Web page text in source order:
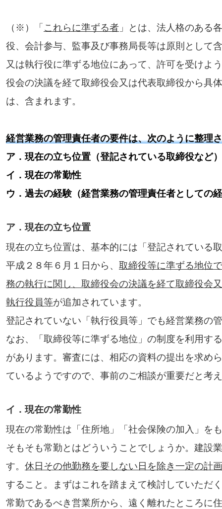
（※）「 これらに準ずる者 」とは、法人格のある
役、会計参与、監事及び事務局長等は原則として
又は執行役に準ずる地位にあって、許可を受けよ
役会の決議を経て取締役会又は代表取締役から具
は、含まれます。
経営業務の管理責任者の要件は、次のように整理
ア．現在の立ち位置（登記されている取締役など）
イ．現在の常勤性
ウ．過去の経験（経営業務の管理責任者としての
ア．現在の立ち位置
現在の立ち位置は、基本的には「登記されている
平成２８年６月１日から、 取締役等に準ずる地位
務の執行に関し、取締役会の決議を経て取締役会
執行役員等が追加されています。
登記されていない「執行役員等」でも経営業務の
なお、「取締役等に準ずる地位」の制度を利用す
があります。審査には、相応の資料の提出を求め
ているようですので、事前のご相談が重要だと考
イ．現在の常勤性
現在の常勤性は「住所地」「社会保険の加入」を
そもそも常勤とはどういうことでしょうか。建設
す。 休日その他勤務を要しない日を除き一定の計
すること。まずはこれを踏まえて検討していただ
常勤であるべき営業所から、遠く離れたところに